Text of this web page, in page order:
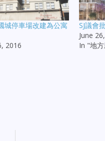
城停車場改建為公寓
2016
SJ議會
June
In "地